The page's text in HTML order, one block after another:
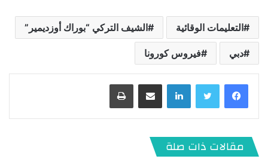
التعليمات الوقائية الشيف التركي “بوراك أوزديمير”
دبي فيروس كورونا
لينكدإن
مقالات ذات صلة